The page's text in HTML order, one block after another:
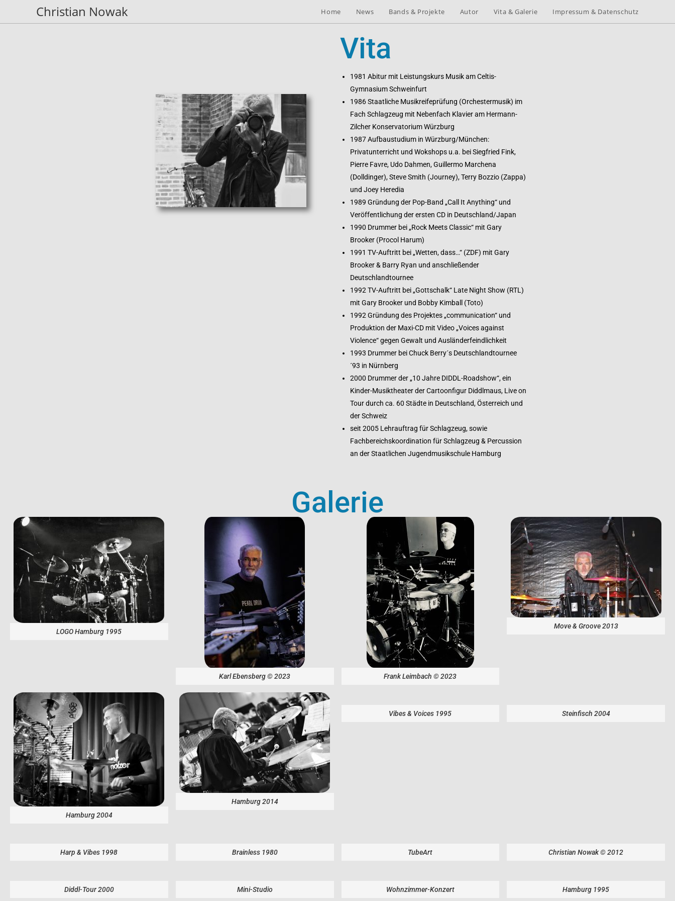
Christian Nowak Home News Bands & Projekte Autor Vita & Galerie Impressum & Datenschutz
Vita
1981 Abitur mit Leistungskurs Musik am Celtis-
Gymnasium Schweinfurt
1986 Staatliche Musikreifeprüfung (Orchestermusik) im
Fach Schlagzeug mit Nebenfach Klavier am Hermann-
Zilcher Konservatorium Würzburg
1987 Aufbaustudium in Würzburg/München:
Privatunterricht und Wokshops u.a. bei Siegfried Fink,
Pierre Favre, Udo Dahmen, Guillermo Marchena
(Dolldinger), Steve Smith (Journey), Terry Bozzio (Zappa)
und Joey Heredia
1989 Gründung der Pop-Band „Call It Anything“ und
Veröffentlichung der ersten CD in Deutschland/Japan
1990 Drummer bei „Rock Meets Classic“ mit Gary
Brooker (Procol Harum)
1991 TV-Auftritt bei „Wetten, dass…“ (ZDF) mit Gary
Brooker & Barry Ryan und anschließender
Deutschlandtournee
1992 TV-Auftritt bei „Gottschalk“ Late Night Show (RTL)
mit Gary Brooker und Bobby Kimball (Toto)
1992 Gründung des Projektes „communication“ und
Produktion der Maxi-CD mit Video „Voices against
Violence“ gegen Gewalt und Ausländerfeindlichkeit
1993 Drummer bei Chuck Berry´s Deutschlandtournee
´93 in Nürnberg
2000 Drummer der „10 Jahre DIDDL-Roadshow“, ein
Kinder-Musiktheater der Cartoonfigur Diddlmaus, Live on
Tour durch ca. 60 Städte in Deutschland, Österreich und
der Schweiz
seit 2005 Lehrauftrag für Schlagzeug, sowie
Fachbereichskoordination für Schlagzeug & Percussion
an der Staatlichen Jugendmusikschule Hamburg
Galerie
LOGO Hamburg 1995
Karl Ebensberg © 2023 Frank Leimbach © 2023
Move & Groove 2013
Hamburg 2004
Hamburg 2014
Vibes & Voices 1995 Steinfisch 2004
Harp & Vibes 1998 Brainless 1980 TubeArt Christian Nowak © 2012
Diddl-Tour 2000 Mini-Studio Wohnzimmer-Konzert Hamburg 1995